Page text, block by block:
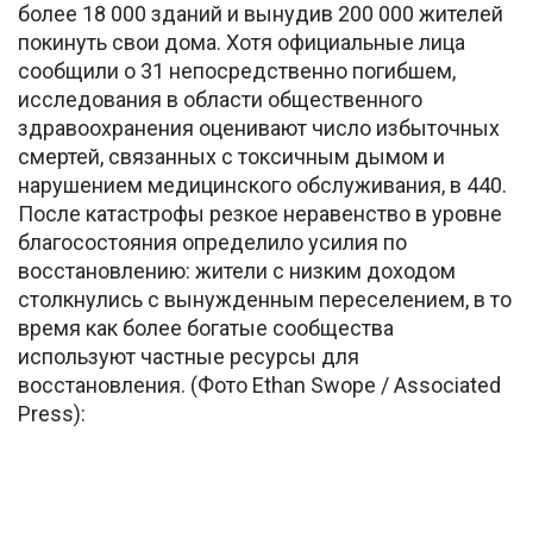
более 18 000 зданий и вынудив 200 000 жителей
покинуть свои дома. Хотя официальные лица
сообщили о 31 непосредственно погибшем,
исследования в области общественного
здравоохранения оценивают число избыточных
смертей, связанных с токсичным дымом и
нарушением медицинского обслуживания, в 440.
После катастрофы резкое неравенство в уровне
благосостояния определило усилия по
восстановлению: жители с низким доходом
столкнулись с вынужденным переселением, в то
время как более богатые сообщества
используют частные ресурсы для
восстановления. (Фото Ethan Swope / Associated
Press):